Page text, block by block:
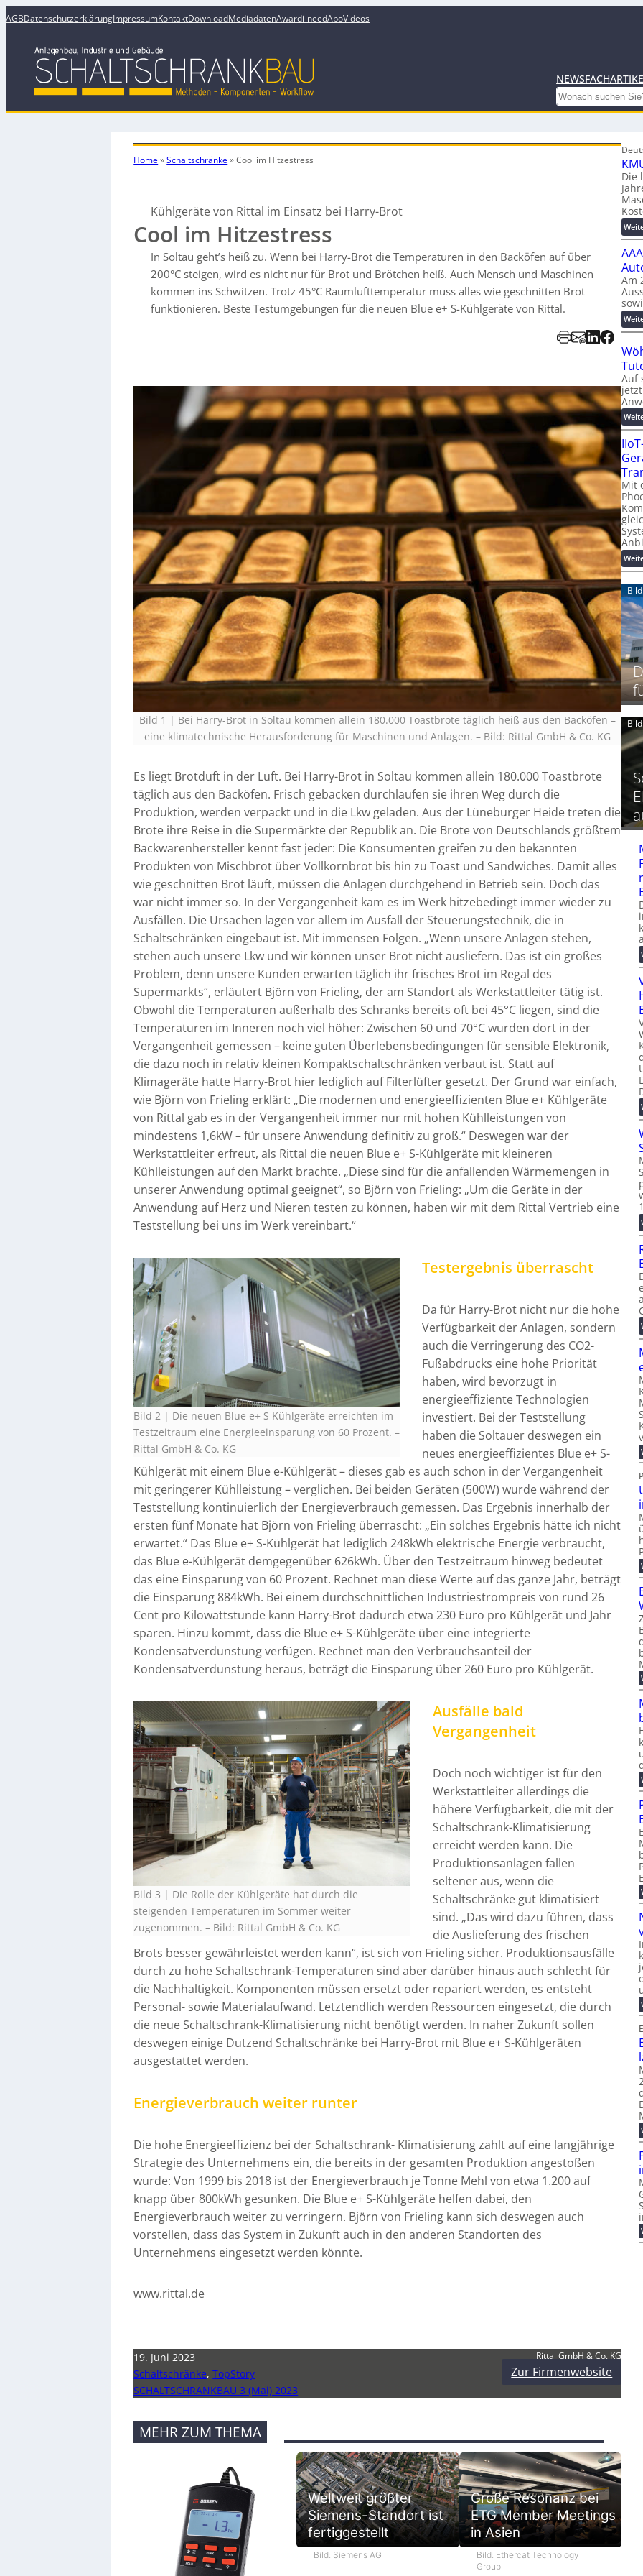
AGBDatenschutzerklärungImpressumKontaktDownloadMediadatenAwardi-needAboVideos
NEWS
Search
Home»Schaltschränke»Cool im Hitzestress
Kühlgeräte von Rittal im Einsatz bei Harry-Brot
Cool im Hitzestress
In Soltau geht’s heiß zu. Wenn bei Harry-Brot die Temperaturen in den Backöfen auf über
200°C steigen, wird es nicht nur für Brot und Brötchen heiß. Auch Mensch und Maschinen
kommen ins Schwitzen. Trotz 45°C Raumlufttemperatur muss alles wie geschnitten Brot
funktionieren. Beste Testumgebungen für die neuen Blue e+ S-Kühlgeräte von Rittal.
Bild 1 | Bei Harry-Brot in Soltau kommen allein 180.000 Toastbrote täglich heiß aus den Backöfen –
eine klimatechnische Herausforderung für Maschinen und Anlagen. – Bild: Rittal GmbH & Co. KG
Es liegt Brotduft in der Luft. Bei Harry-Brot in Soltau kommen allein 180.000 Toastbrote
täglich aus den Backöfen. Frisch gebacken durchlaufen sie ihren Weg durch die
Produktion, werden verpackt und in die Lkw geladen. Aus der Lüneburger Heide treten die
Brote ihre Reise in die Supermärkte der Republik an. Die Brote von Deutschlands größtem
Backwarenhersteller kennt fast jeder: Die Konsumenten greifen zu den bekannten
Produkten von Mischbrot über Vollkornbrot bis hin zu Toast und Sandwiches. Damit alles
wie geschnitten Brot läuft, müssen die Anlagen durchgehend in Betrieb sein. Doch das
war nicht immer so. In der Vergangenheit kam es im Werk hitzebedingt immer wieder zu
Ausfällen. Die Ursachen lagen vor allem im Ausfall der Steuerungstechnik, die in
Schaltschränken eingebaut ist. Mit immensen Folgen. „Wenn unsere Anlagen stehen,
stehen auch unsere Lkw und wir können unser Brot nicht ausliefern. Das ist ein großes
Problem, denn unsere Kunden erwarten täglich ihr frisches Brot im Regal des
Supermarkts“, erläutert Björn von Frieling, der am Standort als Werkstattleiter tätig ist.
Obwohl die Temperaturen außerhalb des Schranks bereits oft bei 45°C liegen, sind die
Temperaturen im Inneren noch viel höher: Zwischen 60 und 70°C wurden dort in der
Vergangenheit gemessen – keine guten Überlebensbedingungen für sensible Elektronik,
die dazu noch in relativ kleinen Kompaktschaltschränken verbaut ist. Statt auf
Klimageräte hatte Harry-Brot hier lediglich auf Filterlüfter gesetzt. Der Grund war einfach,
wie Björn von Frieling erklärt: „Die modernen und energieeffizienten Blue e+ Kühlgeräte
von Rittal gab es in der Vergangenheit immer nur mit hohen Kühlleistungen von
mindestens 1,6kW – für unsere Anwendung definitiv zu groß.“ Deswegen war der
Werkstattleiter erfreut, als Rittal die neuen Blue e+ S-Kühlgeräte mit kleineren
Kühlleistungen auf den Markt brachte. „Diese sind für die anfallenden Wärmemengen in
unserer Anwendung optimal geeignet“, so Björn von Frieling: „Um die Geräte in der
Anwendung auf Herz und Nieren testen zu können, haben wir mit dem Rittal Vertrieb eine
Teststellung bei uns im Werk vereinbart.“
Bild 2 | Die neuen Blue e+ S Kühlgeräte erreichten im
Testzeitraum eine Energieeinsparung von 60 Prozent. –
Rittal GmbH & Co. KG
Testergebnis überrascht
Da für Harry-Brot nicht nur die hohe
Verfügbarkeit der Anlagen, sondern
auch die Verringerung des CO2-
Fußabdrucks eine hohe Priorität
haben, wird bevorzugt in
energieeffiziente Technologien
investiert. Bei der Teststellung
haben die Soltauer deswegen ein
neues energieeffizientes Blue e+ S-
Kühlgerät mit einem Blue e-Kühlgerät – dieses gab es auch schon in der Vergangenheit
mit geringerer Kühlleistung – verglichen. Bei beiden Geräten (500W) wurde während der
Teststellung kontinuierlich der Energieverbrauch gemessen. Das Ergebnis innerhalb der
ersten fünf Monate hat Björn von Frieling überrascht: „Ein solches Ergebnis hätte ich nicht
erwartet.“ Das Blue e+ S-Kühlgerät hat lediglich 248kWh elektrische Energie verbraucht,
das Blue e-Kühlgerät demgegenüber 626kWh. Über den Testzeitraum hinweg bedeutet
das eine Einsparung von 60 Prozent. Rechnet man diese Werte auf das ganze Jahr, beträgt
die Einsparung 884kWh. Bei einem durchschnittlichen Industriestrompreis von rund 26
Cent pro Kilowattstunde kann Harry-Brot dadurch etwa 230 Euro pro Kühlgerät und Jahr
sparen. Hinzu kommt, dass die Blue e+ S-Kühlgeräte über eine integrierte
Kondensatverdunstung verfügen. Rechnet man den Verbrauchsanteil der
Kondensatverdunstung heraus, beträgt die Einsparung über 260 Euro pro Kühlgerät.
Bild 3 | Die Rolle der Kühlgeräte hat durch die
steigenden Temperaturen im Sommer weiter
zugenommen.– Bild: Rittal GmbH & Co. KG
Ausfälle bald
Vergangenheit
Doch noch wichtiger ist für den
Werkstattleiter allerdings die
höhere Verfügbarkeit, die mit der
Schaltschrank-Klimatisierung
erreicht werden kann. Die
Produktionsanlagen fallen
seltener aus, wenn die
Schaltschränke gut klimatisiert
sind. „Das wird dazu führen, dass
die Auslieferung des frischen
Brots besser gewährleistet werden kann“, ist sich von Frieling sicher. Produktionsausfälle
durch zu hohe Schaltschrank-Temperaturen sind aber darüber hinaus auch schlecht für
die Nachhaltigkeit. Komponenten müssen ersetzt oder repariert werden, es entsteht
Personal- sowie Materialaufwand. Letztendlich werden Ressourcen eingesetzt, die durch
die neue Schaltschrank-Klimatisierung nicht benötigt werden. In naher Zukunft sollen
deswegen einige Dutzend Schaltschränke bei Harry-Brot mit Blue e+ S-Kühlgeräten
ausgestattet werden.
Energieverbrauch weiter runter
Die hohe Energieeffizienz bei der Schaltschrank- Klimatisierung zahlt auf eine langjährige
Strategie des Unternehmens ein, die bereits in der gesamten Produktion angestoßen
wurde: Von 1999 bis 2018 ist der Energieverbrauch je Tonne Mehl von etwa 1.200 auf
knapp über 800kWh gesunken. Die Blue e+ S-Kühlgeräte helfen dabei, den
Energieverbrauch weiter zu verringern. Björn von Frieling kann sich deswegen auch
vorstellen, dass das System in Zukunft auch in den anderen Standorten des
Unternehmens eingesetzt werden könnte.
www.rittal.de
19. Juni 2023
Schaltschränke,TopStory
SCHALTSCHRANKBAU 3 (Mai) 2023
Rittal GmbH & Co. KG
Zur Firmenwebsite
MEHR ZUM THEMA
Weltweit größter
Siemens-Standort ist
fertiggestellt
Bild: Siemens AG
Große Resonanz bei
ETG Member Meetings
in Asien
Bild: Ethercat Technology
Group
Die
Am
Auf
Mit